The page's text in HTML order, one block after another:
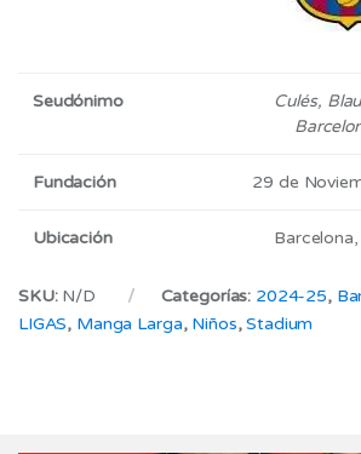
Seudónimo Culés,
Fundación 29 de
Ubicación
SKU: N/D Categorías: 2024-25,
LIGAS, Manga Larga, Niños,Stadium